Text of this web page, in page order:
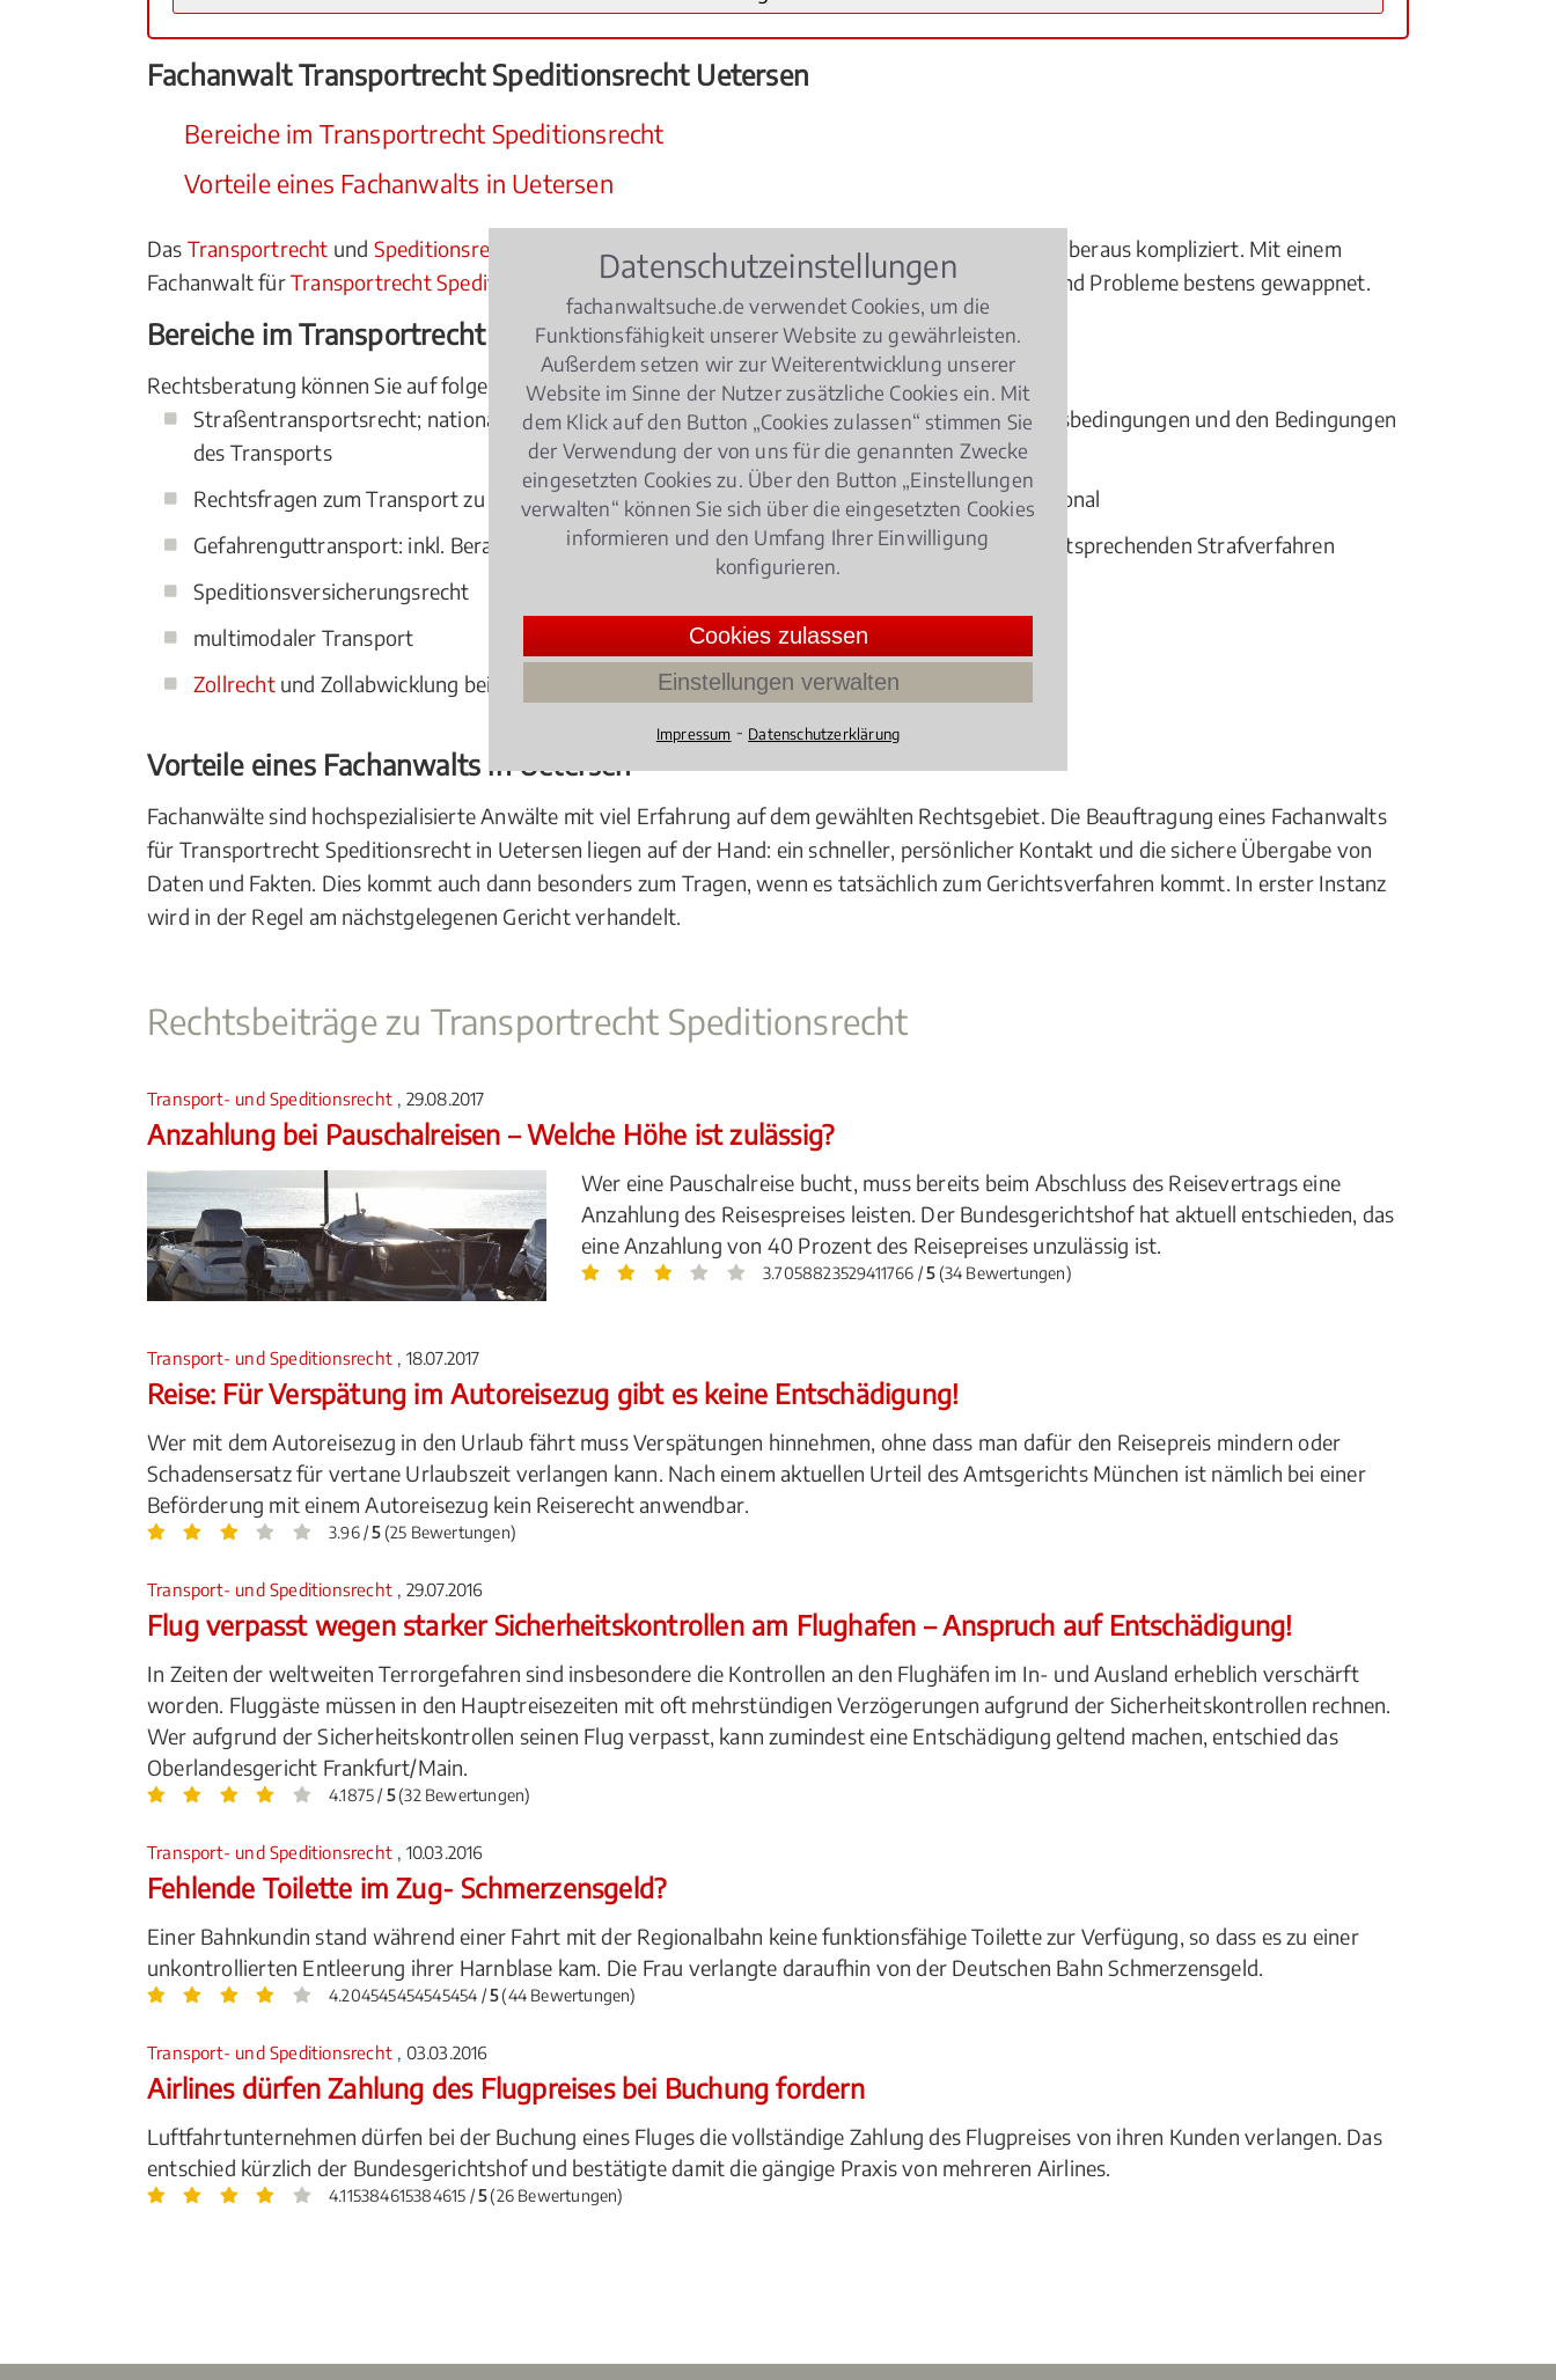
Fachanwalt Transportrecht Speditionsrecht Uetersen
Bereiche im Transportrecht Speditionsrecht
Vorteile eines Fachanwalts in Uetersen
Das Transportrecht und Speditionsrecht
ist gerade durch die internationale Bewegung von Waren überaus kompliziert. Mit einem
Fachanwalt fürTransportrecht Speditionsrecht in oder bei Uetersen sind Sie für rechtliche Fragen und Probleme bestens gewappnet.
Bereiche im Transportrecht Speditionsrecht
Rechtsberatung können Sie auf folgenden Gebieten erwarten:
Straßentransportsrecht; national oder international, inklusive Fragen zu allgemeinen Geschäftsbedingungen und den Bedingungen
des Transports
Rechtsfragen zum Transport zu Wasser, in der Luft und auf der Schiene: national und international
Gefahrenguttransport: inkl. Beratung bzgl. Bußgeldvorschriften /Bußgeldverfahrenoder in entsprechenden Strafverfahren
Speditionsversicherungsrecht
multimodaler Transport
Zollrechtund Zollabwicklung bei internationalen Transporten
Vorteile eines Fachanwalts in Uetersen
Fachanwälte sind hochspezialisierte Anwälte mit viel Erfahrung auf dem gewählten Rechtsgebiet. Die Beauftragung eines Fachanwalts
für Transportrecht Speditionsrecht in Uetersen liegen auf der Hand: ein schneller, persönlicher Kontakt und die sichere Übergabe von
Daten und Fakten. Dies kommt auch dann besonders zum Tragen, wenn es tatsächlich zum Gerichtsverfahren kommt. In erster Instanz
wird in der Regel am nächstgelegenen Gericht verhandelt.
Rechtsbeiträge zu Transportrecht Speditionsrecht
Transport- und Speditionsrecht , 29.08.2017
Anzahlung bei Pauschalreisen – Welche Höhe ist zulässig?
Wer eine Pauschalreise bucht, muss bereits beim Abschluss des Reisevertrags eine
Anzahlung des Reisespreises leisten. Der Bundesgerichtshof hat aktuell entschieden, das
eine Anzahlung von 40 Prozent des Reisepreises unzulässig ist.
3.7058823529411766 /5(34 Bewertungen)
Transport- und Speditionsrecht , 18.07.2017
Reise: Für Verspätung im Autoreisezug gibt es keine Entschädigung!
Wer mit dem Autoreisezug in den Urlaub fährt muss Verspätungen hinnehmen, ohne dass man dafür den Reisepreis mindern oder
Schadensersatz für vertane Urlaubszeit verlangen kann. Nach einem aktuellen Urteil des Amtsgerichts München ist nämlich bei einer
Beförderung mit einem Autoreisezug kein Reiserecht anwendbar.
3.96 /5(25 Bewertungen)
Transport- und Speditionsrecht , 29.07.2016
Flug verpasst wegen starker Sicherheitskontrollen am Flughafen – Anspruch auf Entschädigung!
In Zeiten der weltweiten Terrorgefahren sind insbesondere die Kontrollen an den Flughäfen im In- und Ausland erheblich verschärft
worden. Fluggäste müssen in den Hauptreisezeiten mit oft mehrstündigen Verzögerungen aufgrund der Sicherheitskontrollen rechnen.
Wer aufgrund der Sicherheitskontrollen seinen Flug verpasst, kann zumindest eine Entschädigung geltend machen, entschied das
Oberlandesgericht Frankfurt/Main.
4.1875 / 5(32 Bewertungen)
Transport- und Speditionsrecht , 10.03.2016
Fehlende Toilette im Zug- Schmerzensgeld?
Einer Bahnkundin stand während einer Fahrt mit der Regionalbahn keine funktionsfähige Toilette zur Verfügung, so dass es zu einer
unkontrollierten Entleerung ihrer Harnblase kam. Die Frau verlangte daraufhin von der Deutschen Bahn Schmerzensgeld.
4.204545454545454 /5(44 Bewertungen)
Transport- und Speditionsrecht , 03.03.2016
Airlines dürfen Zahlung des Flugpreises bei Buchung fordern
Luftfahrtunternehmen dürfen bei der Buchung eines Fluges die vollständige Zahlung des Flugpreises von ihren Kunden verlangen. Das
entschied kürzlich der Bundesgerichtshof und bestätigte damit die gängige Praxis von mehreren Airlines.
4.115384615384615 /5(26 Bewertungen)
Datenschutzeinstellungen
fachanwaltsuche.de verwendet Cookies, um die
Funktionsfähigkeit unserer Website zu gewährleisten.
Außerdem setzen wir zur Weiterentwicklung unserer
Website im Sinne der Nutzer zusätzliche Cookies ein. Mit
dem Klick auf den Button „Cookies zulassen“ stimmen Sie
der Verwendung der von uns für die genannten Zwecke
eingesetzten Cookies zu. Über den Button „Einstellungen
verwalten“ können Sie sich über die eingesetzten Cookies
informieren und den Umfang Ihrer Einwilligung
konfigurieren.
Cookies zulassen
Einstellungen verwalten
Impressum ⁃ Datenschutzerklärung